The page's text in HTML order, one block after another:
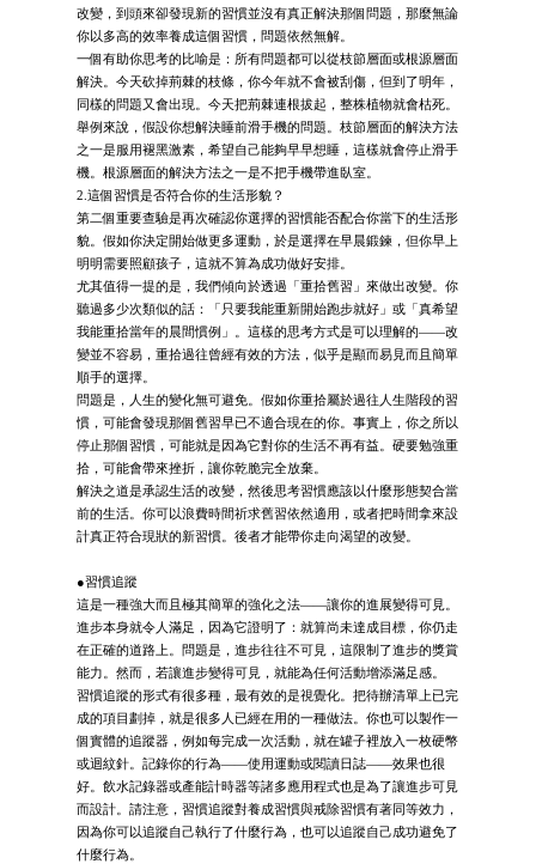
改變，到頭來卻發現新的習慣並沒有真正解決那個問題，那麼無論
你以多高的效率養成這個習慣，問題依然無解。
一個有助你思考的比喻是：所有問題都可以從枝節層面或根源層面
解決。今天砍掉荊棘的枝條，你今年就不會被刮傷，但到了明年，
同樣的問題又會出現。今天把荊棘連根拔起，整株植物就會枯死。
舉例來說，假設你想解決睡前滑手機的問題。枝節層面的解決方法
之一是服用褪黑激素，希望自己能夠早早想睡，這樣就會停止滑手
機。根源層面的解決方法之一是不把手機帶進臥室。
2.這個習慣是否符合你的生活形貌？
第二個重要查驗是再次確認你選擇的習慣能否配合你當下的生活形
貌。假如你決定開始做更多運動，於是選擇在早晨鍛鍊，但你早上
明明需要照顧孩子，這就不算為成功做好安排。
尤其值得一提的是，我們傾向於透過「重拾舊習」來做出改變。你
聽過多少次類似的話：「只要我能重新開始跑步就好」或「真希望
我能重拾當年的晨間慣例」。這樣的思考方式是可以理解的——改
變並不容易，重拾過往曾經有效的方法，似乎是顯而易見而且簡單
順手的選擇。
問題是，人生的變化無可避免。假如你重拾屬於過往人生階段的習
慣，可能會發現那個舊習早已不適合現在的你。事實上，你之所以
停止那個習慣，可能就是因為它對你的生活不再有益。硬要勉強重
拾，可能會帶來挫折，讓你乾脆完全放棄。
解決之道是承認生活的改變，然後思考習慣應該以什麼形態契合當
前的生活。你可以浪費時間祈求舊習依然適用，或者把時間拿來設
計真正符合現狀的新習慣。後者才能帶你走向渴望的改變。
●習慣追蹤
這是一種強大而且極其簡單的強化之法——讓你的進展變得可見。
進步本身就令人滿足，因為它證明了：就算尚未達成目標，你仍走
在正確的道路上。問題是，進步往往不可見，這限制了進步的獎賞
能力。然而，若讓進步變得可見，就能為任何活動增添滿足感。
習慣追蹤的形式有很多種，最有效的是視覺化。把待辦清單上已完
成的項目劃掉，就是很多人已經在用的一種做法。你也可以製作一
個實體的追蹤器，例如每完成一次活動，就在罐子裡放入一枚硬幣
或迴紋針。記錄你的行為——使用運動或閱讀日誌——效果也很
好。飲水記錄器或產能計時器等諸多應用程式也是為了讓進步可見
而設計。請注意，習慣追蹤對養成習慣與戒除習慣有著同等效力，
因為你可以追蹤自己執行了什麼行為，也可以追蹤自己成功避免了
什麼行為。